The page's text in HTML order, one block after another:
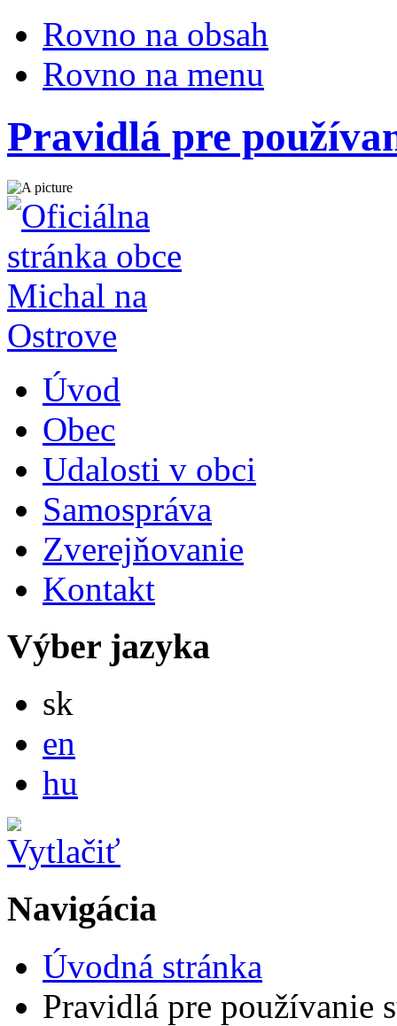
Rovno na obsah
Rovno na menu
Pravidlá pre
Úvod
Obec
Udalosti v obci
Samospráva
Zverejňovanie
Kontakt
Výber jazyka
sk
en
hu
Navigácia
Úvodná stránka
Pravidlá pre používanie